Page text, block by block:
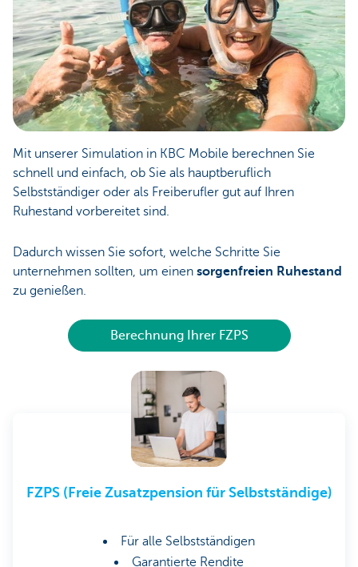
Mit unserer Simulation in KBC Mobile berechnen Sie
schnell und einfach, ob Sie als hauptberuflich
Selbstständiger oder als Freiberufler gut auf Ihren
Ruhestand vorbereitet sind.
Dadurch wissen Sie sofort, welche Schritte Sie
unternehmen sollten, um einen sorgenfreien Ruhestand
zu genießen.
Berechnung Ihrer FZPS
FZPS (Freie Zusatzpension für Selbstständige)
Für alle Selbstständigen
Garantierte Rendite